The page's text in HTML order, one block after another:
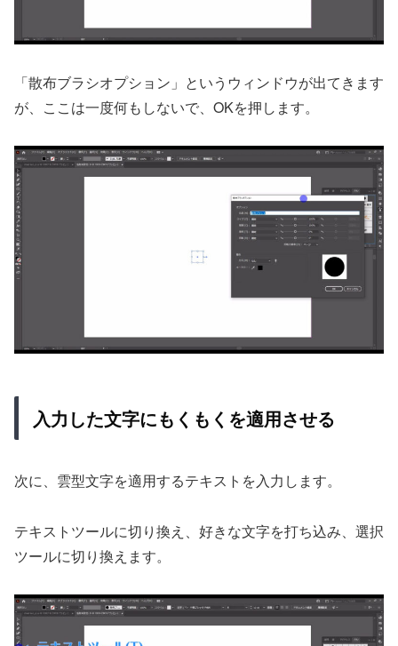
「散布ブラシオプション」というウィンドウが出てきます
が、ここは一度何もしないで、OKを押します。
入力した文字にもくもくを適用させる
次に、雲型文字を適用するテキストを入力します。
テキストツールに切り換え、好きな文字を打ち込み、選択
ツールに切り換えます。